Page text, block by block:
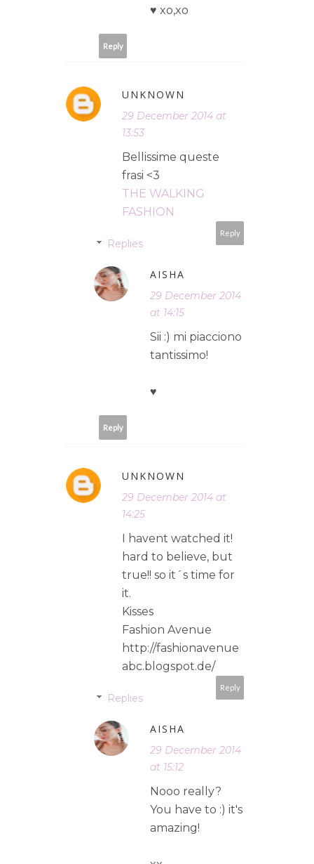
♥ xo,xo
Reply
UNKNOWN
29 December 2014 at
13:53
Bellissime queste
frasi <3
THE WALKING
FASHION
Reply
Replies
AISHA
29 December 2014
at 14:15
Sii :) mi piacciono
tantissimo!
♥
Reply
UNKNOWN
29 December 2014 at
14:25
I havent watched it!
hard to believe, but
true!! so it´s time for
it.
Kisses
Fashion Avenue
http://fashionavenue
abc.blogspot.de/
Reply
Replies
AISHA
29 December 2014
at 15:12
Nooo really?
You have to :) it's
amazing!